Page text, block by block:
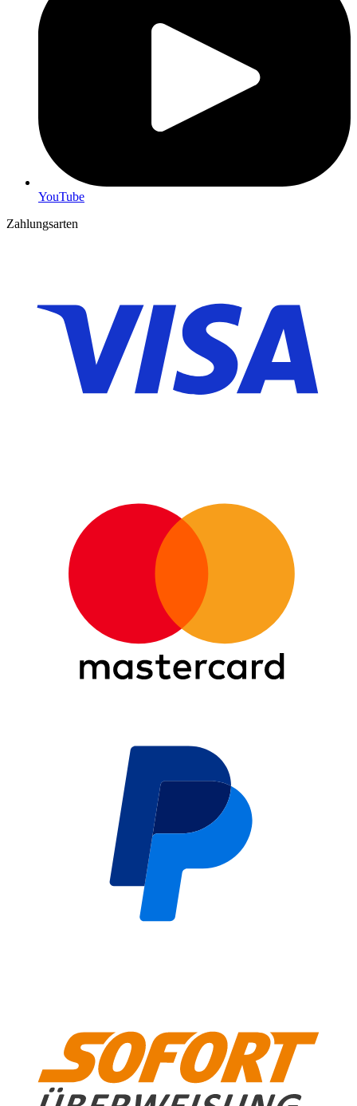
YouTube
Zahlungsarten